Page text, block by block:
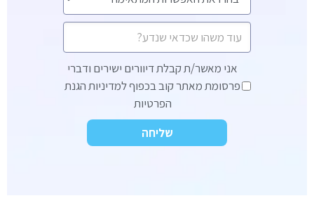
הודעה
מאשר/ת
דיוורים
אני מאשר/ת קבלת דיוורים ישירים ודברי
פרסומת מאתר קוב בכפוף למדיניות הגנת
הפרטיות